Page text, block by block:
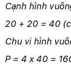
Cạnh hình
20 + 20 = 40
Chu vi hình
P = 4 x 40 =